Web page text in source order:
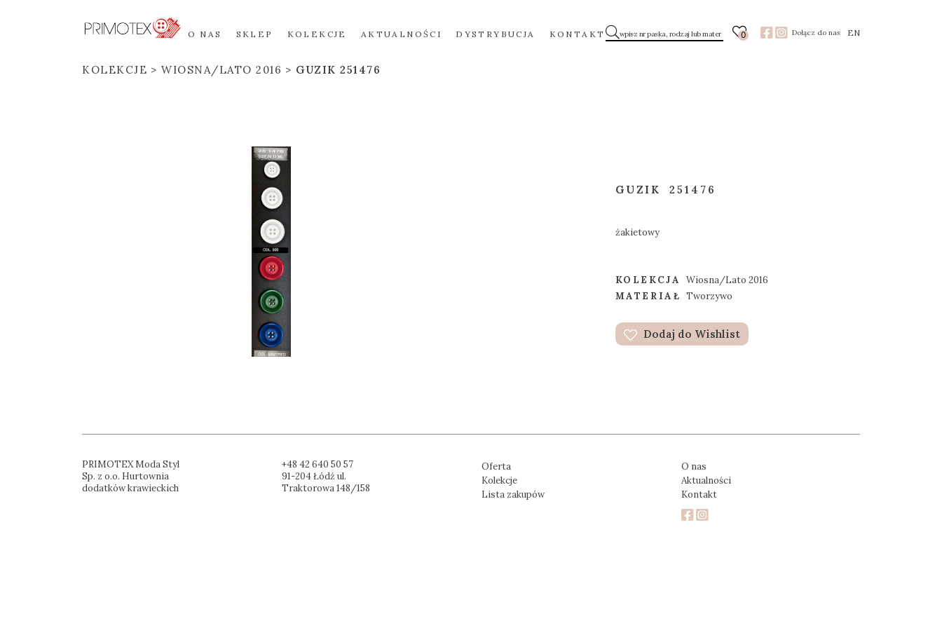
O NAS SKLEP KOLEKCJE AKTUALNOŚCI DYSTRYBUCJA KONTAKT 0 Dołącz do nas EN
KOLEKCJE WIOSNA/LATO 2016 GUZIK 251476
GUZIK 251476
żakietowy
KOLEKCJA
Wiosna/Lato 2016
MATERIAŁ Tworzywo
Dodaj do Wishlist
PRIMOTEX Moda Styl
Sp. z o.o. Hurtownia
dodatków krawieckich
+48 42 640 50 57
91-204 Łódź ul.
Traktorowa 148/158
Oferta
Kolekcje
Lista zakupów
O nas
Aktualności
Kontakt